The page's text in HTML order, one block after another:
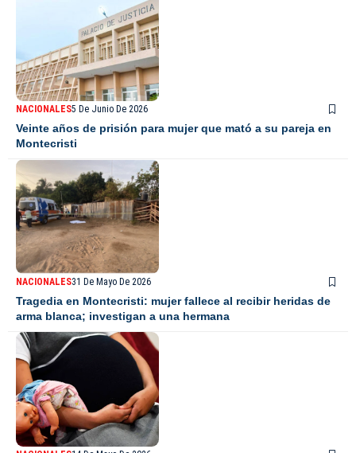
NACIONALES5 De Junio De 2026
Veinte años de prisión para mujer que mató a su pareja en
Montecristi
NACIONALES31 De Mayo De 2026
Tragedia en Montecristi: mujer fallece al recibir heridas de
arma blanca; investigan a una hermana